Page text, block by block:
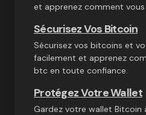
et apprenez comment
Sécurisez Vos Bitcoin
Sécurisez vos bitcoins et
facilement et apprenez
btc en toute confiance.
Protégez Votre Wallet
Gardez votre wallet Bitcoin